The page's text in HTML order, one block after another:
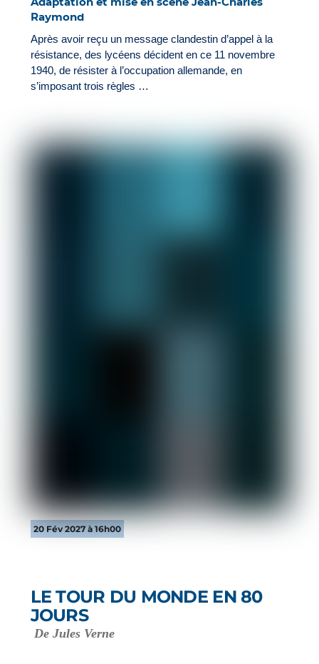
Adaptation et mise en scène Jean-Charles
Raymond
Après avoir reçu un message clandestin d’appel à la
résistance, des lycéens décident en ce 11 novembre
1940, de résister à l’occupation allemande, en
s’imposant trois règles …
20 Fév 2027 à 16h00
LE TOUR DU MONDE EN 80
JOURS
De Jules Verne